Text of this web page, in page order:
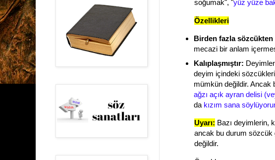
soğumak", "yüz yüze
Özellikleri
Birden fazla
mecazi bir anlam
Kalıplaşmıştır:
deyim içindeki
mümkün değildir. Ancak
ağzı açık ayran delisi
da kızım sana
Uyarı: Bazı deyimlerin,
ancak bu durum sözcük
değildir.